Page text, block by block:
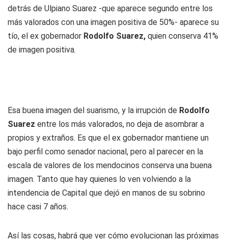
detrás de Ulpiano Suarez -que aparece segundo entre los
más valorados con una imagen positiva de 50%- aparece su
tío, el ex gobernador Rodolfo Suarez, quien conserva 41%
de imagen positiva.
Esa buena imagen del suarismo, y la irrupción de Rodolfo
Suarez entre los más valorados, no deja de asombrar a
propios y extraños. Es que el ex gobernador mantiene un
bajo perfil como senador nacional, pero al parecer en la
escala de valores de los mendocinos conserva una buena
imagen. Tanto que hay quienes lo ven volviendo a la
intendencia de Capital que dejó en manos de su sobrino
hace casi 7 años.
Así las cosas, habrá que ver cómo evolucionan las próximas